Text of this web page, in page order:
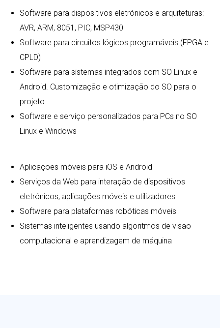
Software para dispositivos eletrónicos e arquiteturas:
AVR, ARM, 8051, PIC, MSP430
Software para circuitos lógicos programáveis (FPGA e
CPLD)
Software para sistemas integrados com SO Linux e
Android. Customização e otimização do SO para o
projeto
Software e serviço personalizados para PCs no SO
Linux e Windows
Aplicações móveis para iOS e Android
Serviços da Web para interação de dispositivos
eletrónicos, aplicações móveis e utilizadores
Software para plataformas robóticas móveis
Sistemas inteligentes usando algoritmos de visão
computacional e aprendizagem de máquina